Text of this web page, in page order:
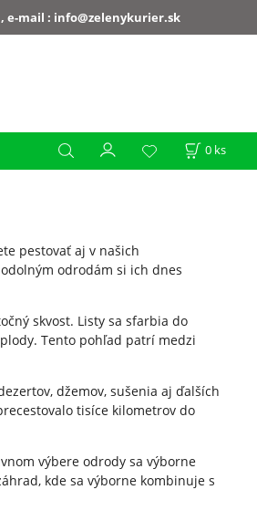
e-mail : info@zelenykurier.sk
0 ks
pestovať aj v našich
odrodám si ich dnes
skvost. Listy sa sfarbia do
Tento pohľad patrí medzi
džemov, sušenia aj ďalších
tisíce kilometrov do
výbere odrody sa výborne
kde sa výborne kombinuje s